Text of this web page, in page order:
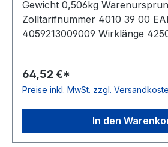
Gewicht 0,506kg
Zolltarifnummer 4010 39 00
4059213009009 Wirklänge
Norm DIN 7753 Material
Polyester Breite 12,7mm Höhe
64,52 €*
Preise inkl. MwSt. zzgl.
In den